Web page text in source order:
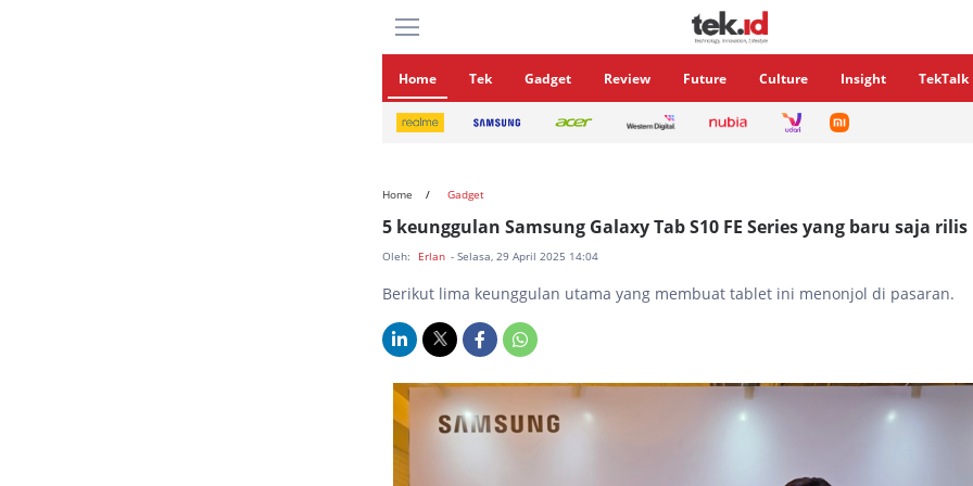
Home Tek Gadget Review Future Culture Insight TekTalk
Home Gadget
5 keunggulan Samsung Galaxy Tab S10 FE Series yang baru saja rilis
Oleh: Erlan - Selasa, 29 April 2025 14:04
Berikut lima keunggulan utama yang membuat tablet ini menonjol di pasaran.